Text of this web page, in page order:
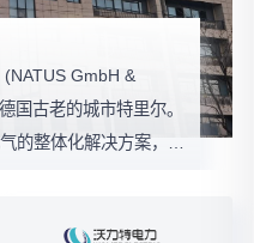
GmbH &
国古老的城市特里尔。
的整体化解决方案，主